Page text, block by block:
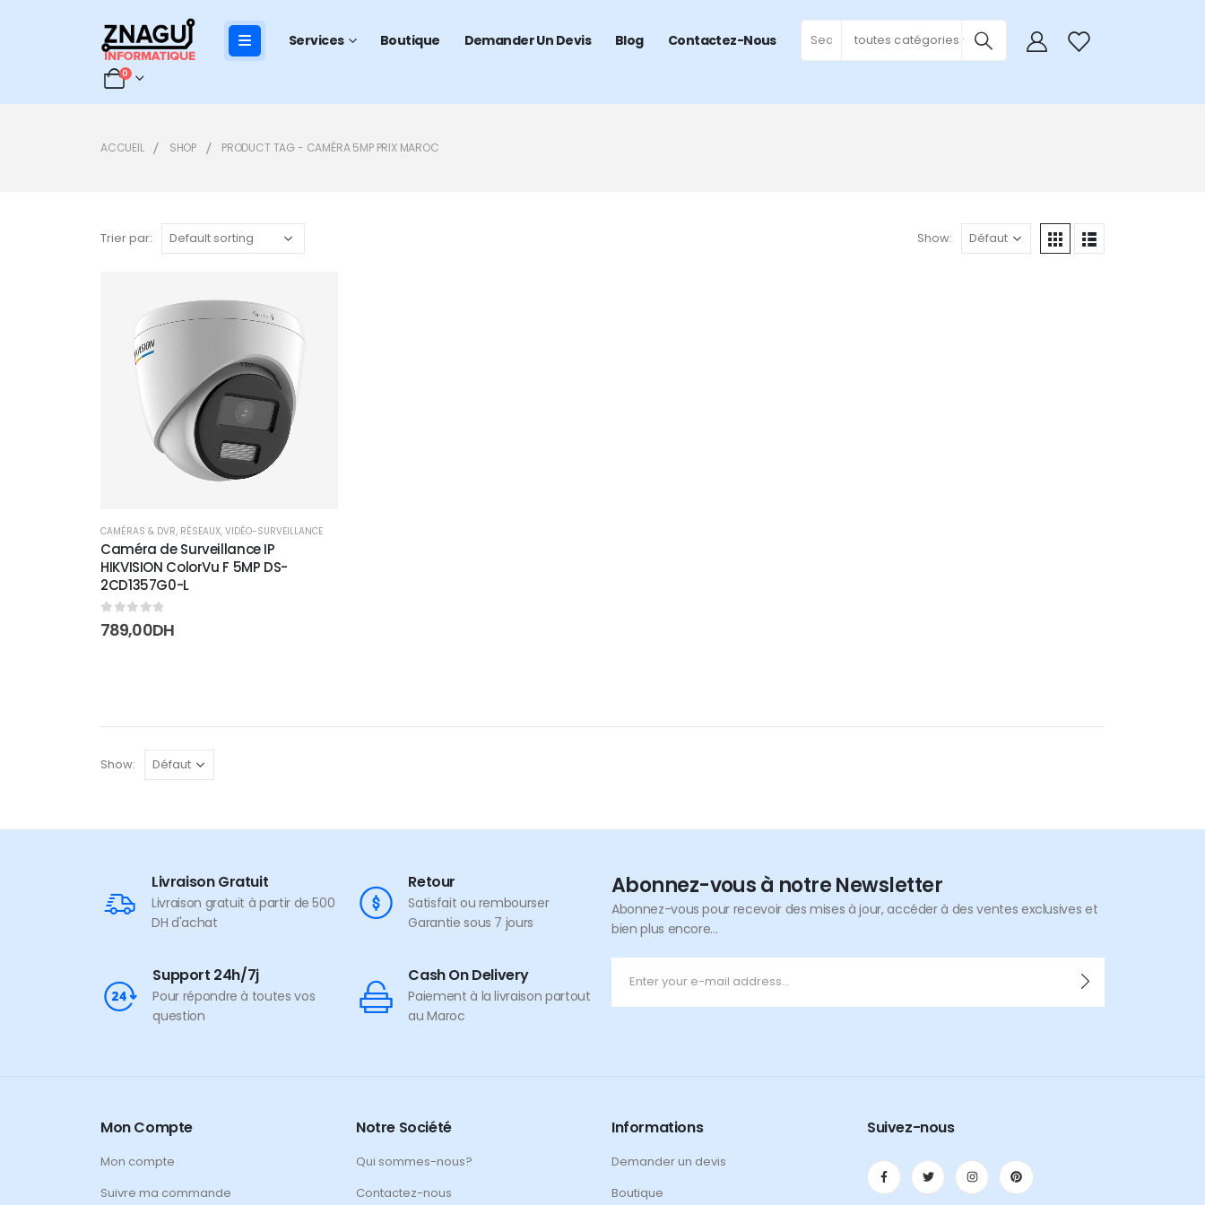
Services Boutique Demander Un Devis Blog Contactez-Nous toutes catégories 0
0
ACCUEIL SHOP PRODUCT TAG - CAMÉRA 5MP PRIX MAROC
Trier par: Show:
Add to
CAMÉRAS & DVR, RÉSEAUX, VIDÉO-SURVEILLANCE
Caméra de Surveillance IP
HIKVISION ColorVu F 5MP DS-
2CD1357G0-L
0sur 5
789,00DH
Show:
Livraison Gratuit
Livraison gratuit à partir de 500
DH d'achat
Retour
Satisfait ou rembourser
Garantie sous 7 jours
Support 24h/7j
Pour répondre à toutes vos
question
Cash On Delivery
Paiement à la livraison partout
au Maroc
Abonnez-vous à notre Newsletter
Abonnez-vous pour recevoir des mises à jour, accéder à des ventes exclusives et
bien plus encore...
Mon Compte
Mon compte
Suivre ma commande
Notre Société
Qui sommes-nous?
Contactez-nous
Informations
Demander un devis
Boutique
Suivez-nous